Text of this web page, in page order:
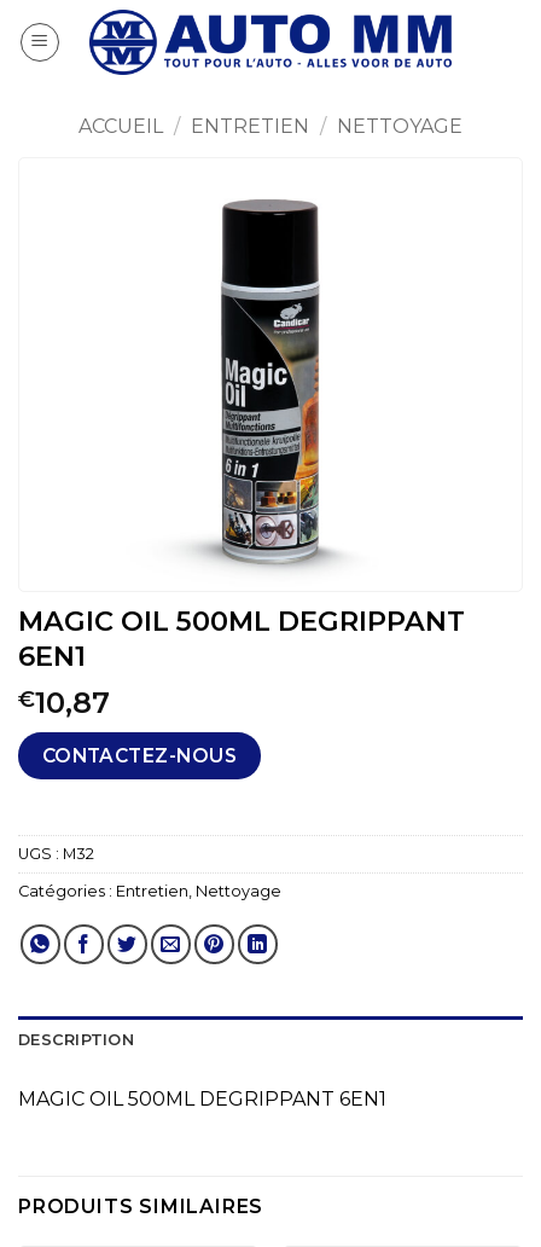
au
ACCUEIL / ENTRETIEN / NETTOYAGE
MAGIC OIL 500ML DEGRIPPANT
6EN1
€10,87
CONTACTEZ-NOUS
UGS : M32
Catégories : Entretien Nettoyage
DESCRIPTION
MAGIC OIL 500ML DEGRIPPANT 6EN1
PRODUITS SIMILAIRES